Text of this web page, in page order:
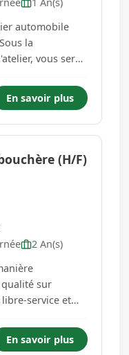
automobile
la
vous serez
e...
En savoir plus
(H/F)
2 An(s)
sur
service et
et le conseil à la
En savoir plus